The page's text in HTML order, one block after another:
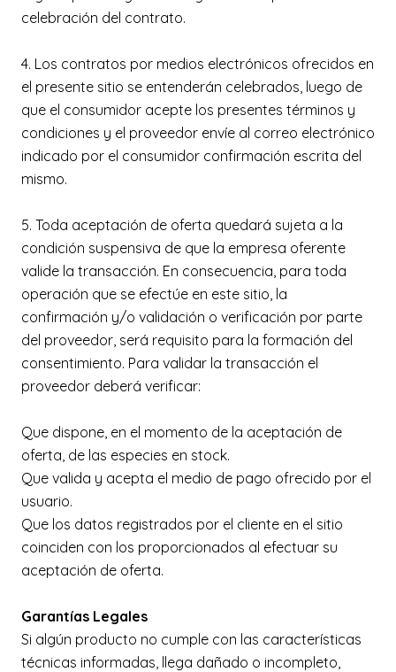
celebración del contrato.
4. Los contratos por medios electrónicos ofrecidos en
el presente sitio se entenderán celebrados, luego de
que el consumidor acepte los presentes términos y
condiciones y el proveedor envíe al correo electrónico
indicado por el consumidor confirmación escrita del
mismo.
5. Toda aceptación de oferta quedará sujeta a la
condición suspensiva de que la empresa oferente
valide la transacción. En consecuencia, para toda
operación que se efectúe en este sitio, la
confirmación y/o validación o verificación por parte
del proveedor, será requisito para la formación del
consentimiento. Para validar la transacción el
proveedor deberá verificar:
Que dispone, en el momento de la aceptación de
oferta, de las especies en stock.
Que valida y acepta el medio de pago ofrecido por el
usuario.
Que los datos registrados por el cliente en el sitio
coinciden con los proporcionados al efectuar su
aceptación de oferta.
Garantías Legales
Si algún producto no cumple con las características
técnicas informadas, llega dañado o incompleto,